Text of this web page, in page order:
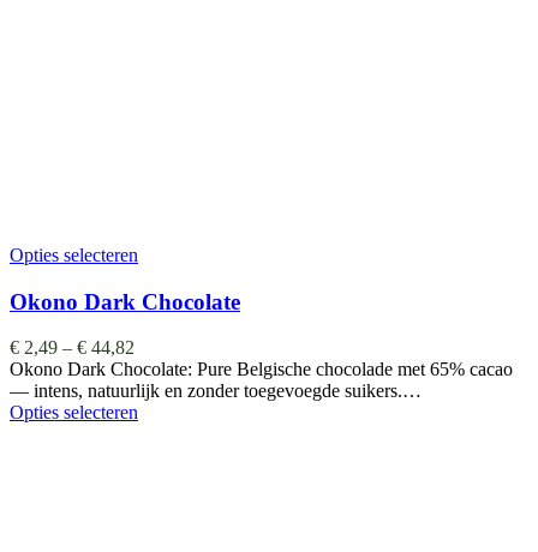
Opties selecteren
Okono Dark Chocolate
€ 2,49 – € 44,82
Okono Dark Chocolate: Pure Belgische chocolade met 65% cacao
— intens, natuurlijk en zonder toegevoegde suikers.…
Opties selecteren